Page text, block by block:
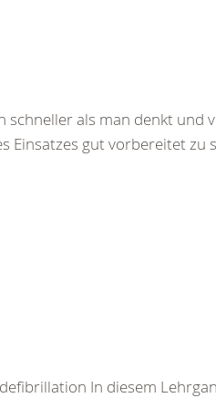
schneller als man denkt und
Einsatzes gut vorbereitet zu
In diesem